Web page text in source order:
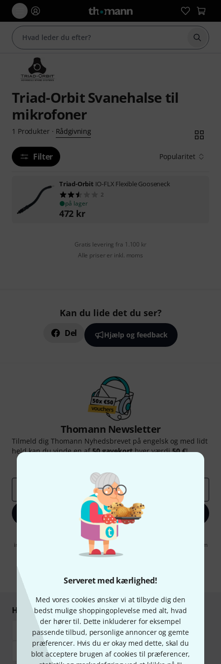
Serveret med kærlighed!
Med vores cookies ønsker vi at tilbyde dig den
bedst mulige shoppingoplevelse med alt, hvad
der hører til. Dette inkluderer for eksempel
passende tilbud, personlige annoncer og gemte
præferencer. Hvis du er okay med dette, skal du
blot acceptere brugen af cookies til præferencer,
Start
Triad-Orbit Svanehalse til
mikrofoner
1 Produkter· Rådgivning
Filter Popularitet
Triad-Orbit IO-FLX Flexible Gooseneck
2
på lager
472 kr
Gratis levering fra 1.100 kr
Alle priser er inkl. moms
Kan du lide det du ser?
Del Hjælp og feedback
Thomann Newsletter
Tilmeld dig Thomann Nyhedsbrevet på engelsk og med lidt
held kan du vinde en af50 gavekorthver værdi50 €!
Tilmeld dig nu
Når jeg klikker på "Tilmeld dig nu", erklærer jeg mig samtidig
indforstået med at modtage e-mail-reklame. Dette tilsagn kan når som
helst trækkes tilbage. Find yderligere informationer i vores
* Obligatorisk felt
Handl og betal sikkert